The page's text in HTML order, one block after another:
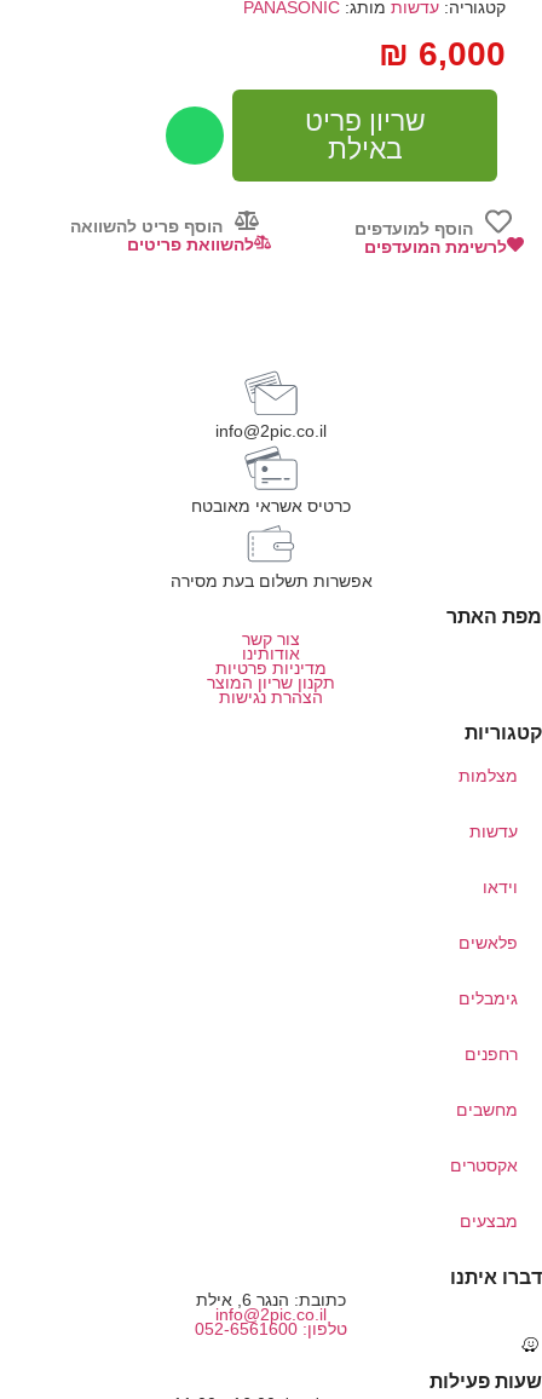
קטגוריה: עדשות מותג: PANASONIC
₪ 6,000
שריון פריט
באילת
הוסף למועדפים
לרשימת המועדפים
הוסף פריט להשוואה
להשוואת פריטים
info@2pic.co.il
כרטיס אשראי מאובטח
אפשרות תשלום בעת מסירה
מפת האתר
צור קשר
אודותינו
מדיניות פרטיות
תקנון שריון המוצר
הצהרת נגישות
קטגוריות
מצלמות
עדשות
וידאו
פלאשים
גימבלים
רחפנים
מחשבים
אקסטרים
מבצעים
דברו איתנו
כתובת: הנגר 6, אילת
info@2pic.co.il
טלפון: 052-6561600
שעות פעילות